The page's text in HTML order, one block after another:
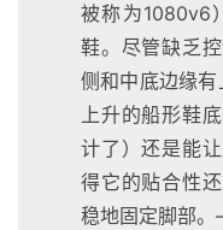
被称为1080v6
鞋。尽管缺乏
侧和中底边缘
上升的船形鞋
计了）还是能
得它的贴合性
稳地固定脚部。